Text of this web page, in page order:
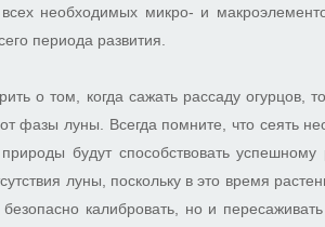
необходимых микро- и
периода развития.
о том, когда сажать рассаду огурцов,
фазы луны. Всегда помните, что сеять
будут способствовать
луны, поскольку в это время
безопасно калибровать, но и